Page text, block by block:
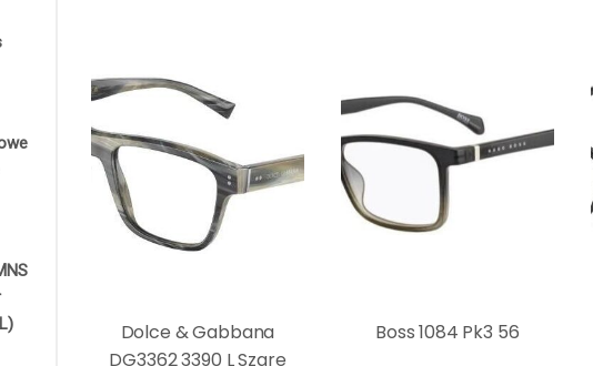
Dolce & Gabbana
DG3362 3390 L Szare
Boss 1084 Pk3 56